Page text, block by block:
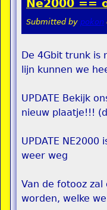
Ne2000 ==
Submitted by pokon
De 4Gbit trunk is
lijn kunnen we
UPDATE Bekijk
nieuw plaatje!!!
UPDATE
weer weg
Van de fotooz
worden, welke